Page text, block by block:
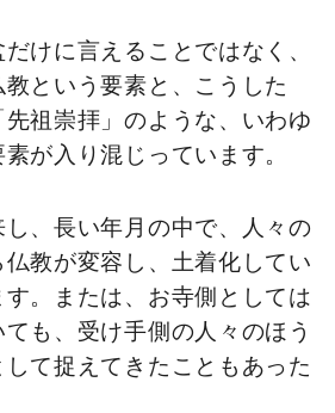
けに言えることではなく、
という要素と、こうした
先祖崇拝」のような、いわゆ
が入り混じっています。
し、長い年月の中で、人々の
教が変容し、土着化してい
。または、お寺側としては
も、受け手側の人々のほう
て捉えてきたこともあった